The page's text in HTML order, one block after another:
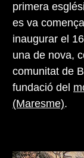
primera
es va
inaugurar el
una de nova,
comunitat de
fundació del
(Maresme).